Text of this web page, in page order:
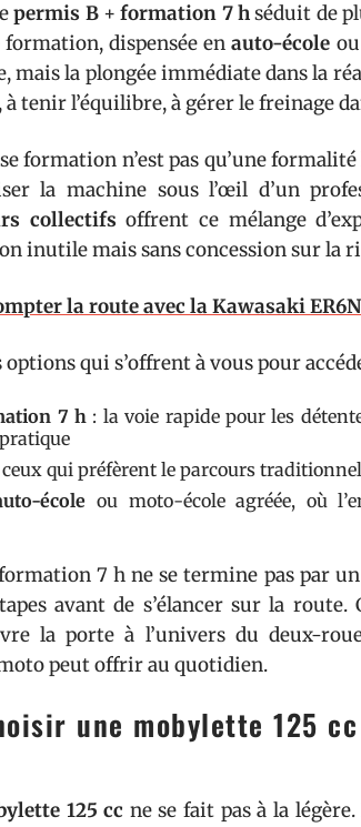
permis B+formation 7 hséduit de
formation, dispensée enauto-école ou
mais la plongée immédiate dans la
à tenir l’équilibre, à gérer le freinage
formation n’est pas qu’une
la machine sous l’œil d’un
collectifs offrent ce mélange
inutile mais sans concession sur la
la route avec la Kawasaki
qui s’offrent à vous pour
7 h: la voie rapide pour les
ceux qui préfèrent le parcours
école ou moto-école agréée, où
7 h ne se termine pas par
avant de s’élancer sur la route.
la porte à l’univers du deux-
peut offrir au quotidien.
une mobylette 125
125 cc ne se fait pas à la